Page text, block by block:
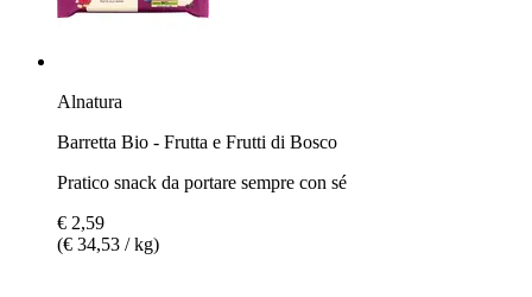
Alnatura
Barretta Bio - Frutta e Frutti di Bosco
Pratico snack da portare sempre con sé
€ 2,59
(€ 34,53 / kg)